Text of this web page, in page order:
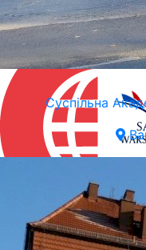
Суспільна